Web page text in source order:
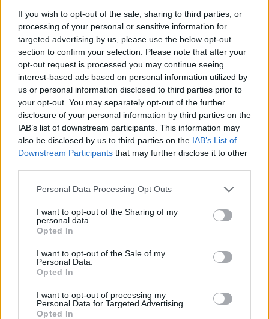
If you wish to opt-out of the sale, sharing to third parties, or
processing of your personal or sensitive information for
targeted advertising by us, please use the below opt-out
section to confirm your selection. Please note that after your
opt-out request is processed you may continue seeing
interest-based ads based on personal information utilized by
us or personal information disclosed to third parties prior to
your opt-out. You may separately opt-out of the further
disclosure of your personal information by third parties on the
IAB’s list of downstream participants. This information may
also be disclosed by us to third parties on the IAB’s List of
Downstream Participants that may further disclose it to other
Personal Data Processing Opt Outs
I want to opt-out of the Sharing of my
personal data.
Opted In
I want to opt-out of the Sale of my
Personal Data.
Opted In
I want to opt-out of processing my
Personal Data for Targeted Advertising.
Opted In